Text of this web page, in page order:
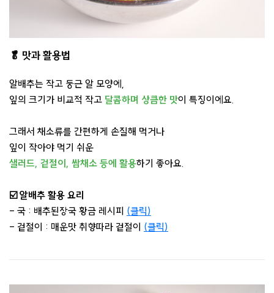
🥬 맛과 활용법
알배추는 작고 둥근 알 모양에,
잎의 크기가 비교적 작고 달콤하며 상큼한 맛이 특징이에요.
그래서 채소류를 간편하게 손질해 먹거나
잎이 작아야 먹기 쉬운
샐러드, 겉절이, 쌈채소 등에 활용하기 좋아요.
☑️ 알배추 활용 요리
- 국 : 배추된장국 황금 레시피 (클릭)
- 겉절이 : 매운맛 취향따라 겉절이 (클릭)